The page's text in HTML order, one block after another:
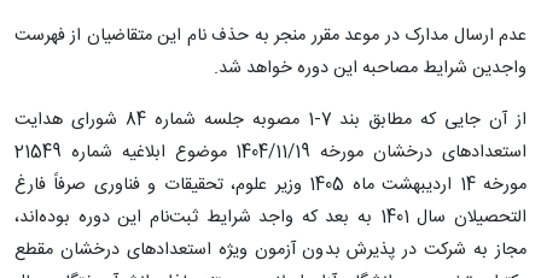
عدم ارسال مدارک در موعد مقرر منجر به حذف نام این متقاضیان از فهرست
واجدین شرایط مصاحبه این دوره خواهد شد.
از آن جایی که مطابق بند 7-1 مصوبه جلسه شماره 84 شورای هدایت
استعدادهای درخشان مورخه 1404/11/19 موضوع ابلاغیه شماره 21549
مورخه 14 اردیبهشت ماه 1405 وزیر علوم، تحقیقات و فناوری صرفاً فارغ
التحصیلان سال 1401 به بعد که واجد شرایط ثبت‌نام این دوره بوده‌اند،
مجاز به شرکت در پذیرش بدون آزمون ویژه استعدادهای درخشان مقطع